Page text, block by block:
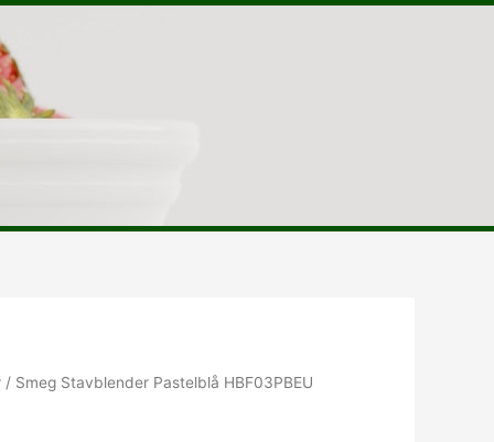
/ Smeg Stavblender Pastelblå HBF03PBEU
aktuelle